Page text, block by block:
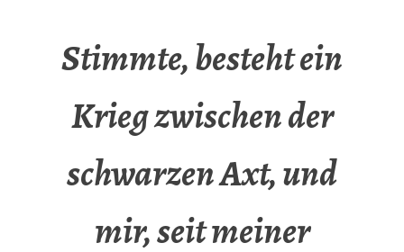
Stimmte, besteht ein
Krieg zwischen der
schwarzen Axt, und
mir, seit meiner